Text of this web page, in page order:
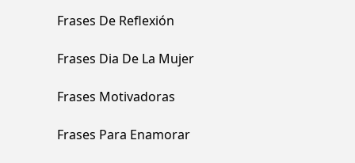
Frases De Reflexión
Frases Dia De La Mujer
Frases Motivadoras
Frases Para Enamorar